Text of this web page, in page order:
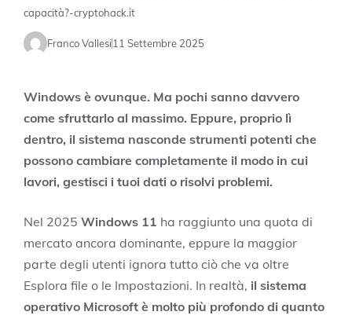
capacità?-cryptohack.it
Franco Vallesi11 Settembre 2025
Windows è ovunque. Ma pochi sanno davvero
come sfruttarlo al massimo. Eppure, proprio lì
dentro, il sistema nasconde strumenti potenti che
possono cambiare completamente il modo in cui
lavori, gestisci i tuoi dati o risolvi problemi.
Nel 2025 Windows 11 ha raggiunto una quota di
mercato ancora dominante, eppure la maggior
parte degli utenti ignora tutto ciò che va oltre
Esplora file o le Impostazioni. In realtà, il sistema
operativo Microsoft è molto più profondo di quanto